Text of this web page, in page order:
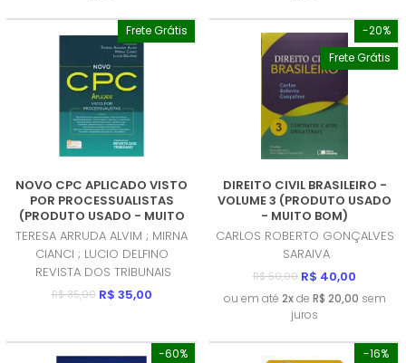
Frete Grátis
NOVO CPC APLICADO VISTO
POR PROCESSUALISTAS
(PRODUTO USADO - MUITO
BOM)
TERESA ARRUDA ALVIM ; MIRNA
CIANCI ; LUCIO DELFINO
REVISTA DOS TRIBUNAIS
R$ 35,00 R$ 35,00
-20%
Frete Grátis
DIREITO CIVIL BRASILEIRO -
VOLUME 3 (PRODUTO USADO
- MUITO BOM)
CARLOS ROBERTO GONÇALVES
SARAIVA
R$ 50,00 R$ 40,00
ou em até 2xde R$ 20,00 sem
juros
-60%
-16%